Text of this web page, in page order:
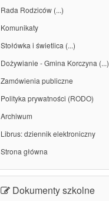
Rada Rodziców (...)
Komunikaty
Stołówka i świetlica (...)
Dożywianie - Gmina Korczyna (...)
Zamówienia publiczne
Polityka prywatności (RODO)
Archiwum
Librus: dziennik elektroniczny
Strona główna
Dokumenty szkolne